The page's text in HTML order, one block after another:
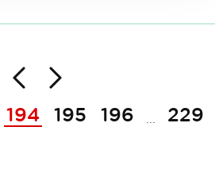
NazajNaprej
194 195 196 229